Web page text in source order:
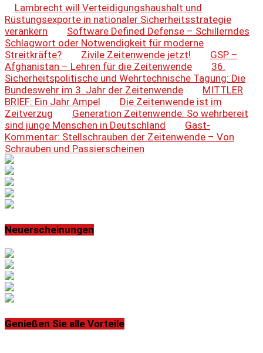
Lambrecht will Verteidigungshaushalt und
Rüstungsexporte in nationaler Sicherheitsstrategie
verankern
Software Defined Defense – Schillerndes
Schlagwort oder Notwendigkeit für moderne
Streitkräfte?
Zivile Zeitenwende jetzt!
GSP –
Afghanistan – Lehren für die Zeitenwende
36.
Sicherheitspolitische und Wehrtechnische Tagung: Die
Bundeswehr im 3. Jahr der Zeitenwende
MITTLER
BRIEF: Ein Jahr Ampel
Die Zeitenwende ist im
Zeitverzug
Generation Zeitenwende: So wehrbereit
sind junge Menschen in Deutschland
Gast-
Kommentar: Stellschrauben der Zeitenwende – Von
Schrauben und Passierscheinen
Neuerscheinungen
Genießen Sie alle Vorteile